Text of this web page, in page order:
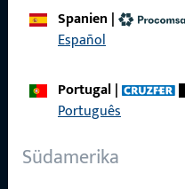
Spanien |
Español
Portugal|
Português
Südamerika